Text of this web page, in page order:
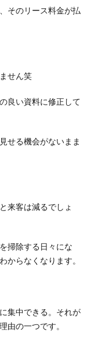
そのリース料金が払
せん笑
良い資料に修正して
せる機会がないまま
来客は減るでしょ
掃除する日々にな
からなくなります。
集中できる。それが
由の一つです。